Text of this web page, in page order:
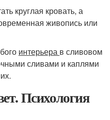
круглая кровать, а
живопись или
интерьера в сливовом
сливами и каплями
Психология